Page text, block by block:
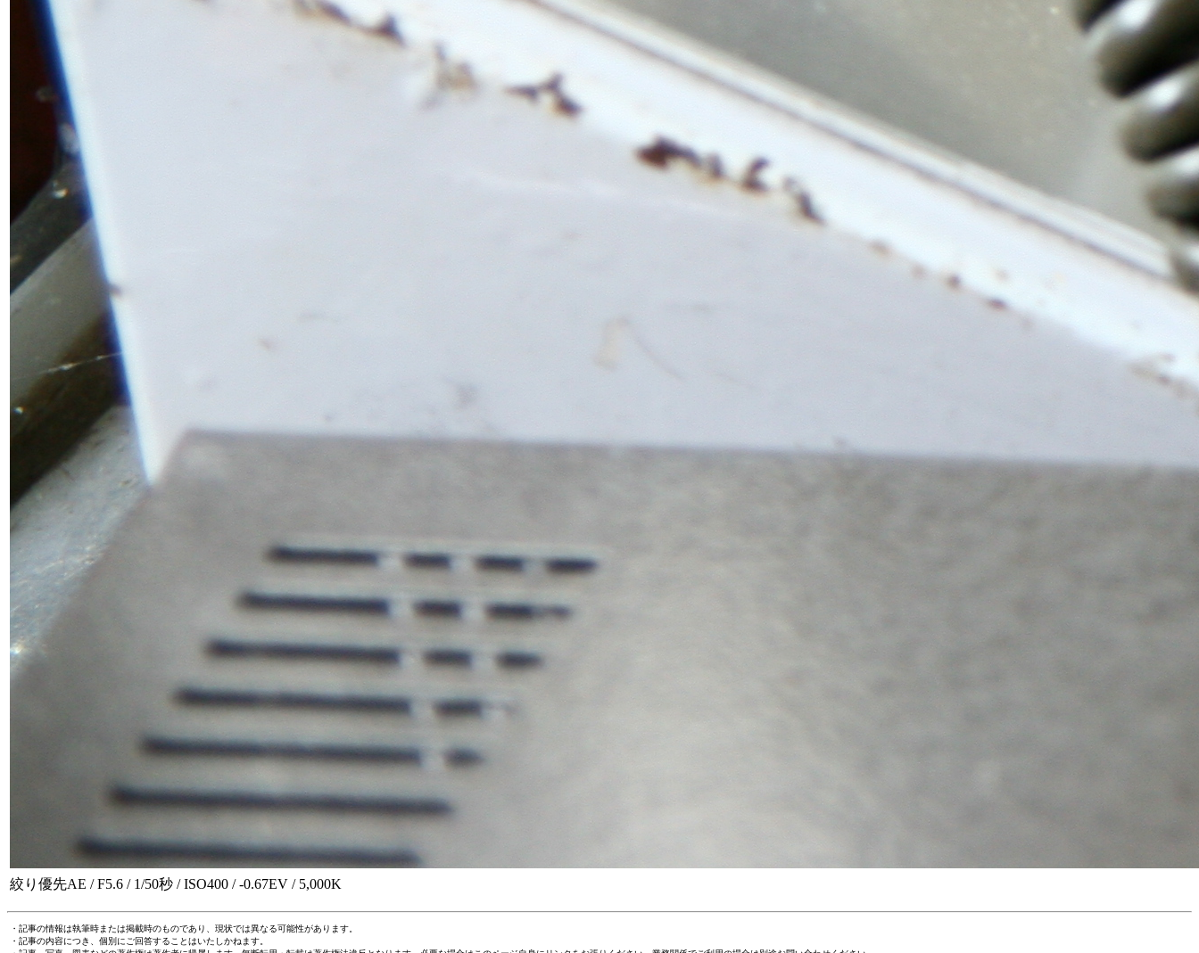
絞り優先AE / F5.6 / 1/50秒 / ISO400 / -0.67EV / 5,000K
・記事の情報は執筆時または掲載時のものであり、現状では異なる可能性があります。
・記事の内容につき、個別にご回答することはいたしかねます。